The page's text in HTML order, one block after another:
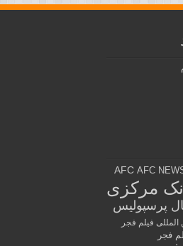
AFC AFC
مرکزی
پرسپولیس
المللی فیلم فجر
فجر